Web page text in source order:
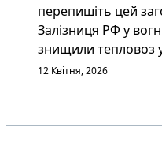
перепишіть цей
Залізниця РФ у
знищили тепловоз
12 Квітня, 2026